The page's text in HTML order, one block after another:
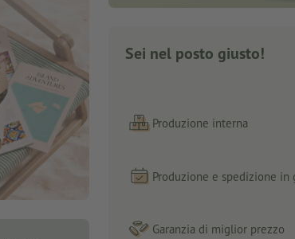
Sei nel posto giusto!
Produzione interna
Produzione e spedizione in
Garanzia di miglior prezzo